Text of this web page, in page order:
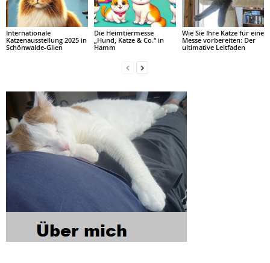
Internationale
Katzenausstellung 2025 in
Schönwalde-Glien
Die Heimtiermesse
„Hund, Katze & Co.“ in
Hamm
Wie Sie Ihre Katze für eine
Messe vorbereiten: Der
ultimative Leitfaden